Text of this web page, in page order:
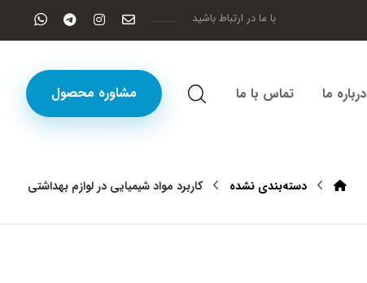
با ما در ارتباط باشید
مشاوره محصول درباره ما تماس با ما
دسته‌بندی نشده کاربرد مواد شیمیایی در لوازم بهداشتی